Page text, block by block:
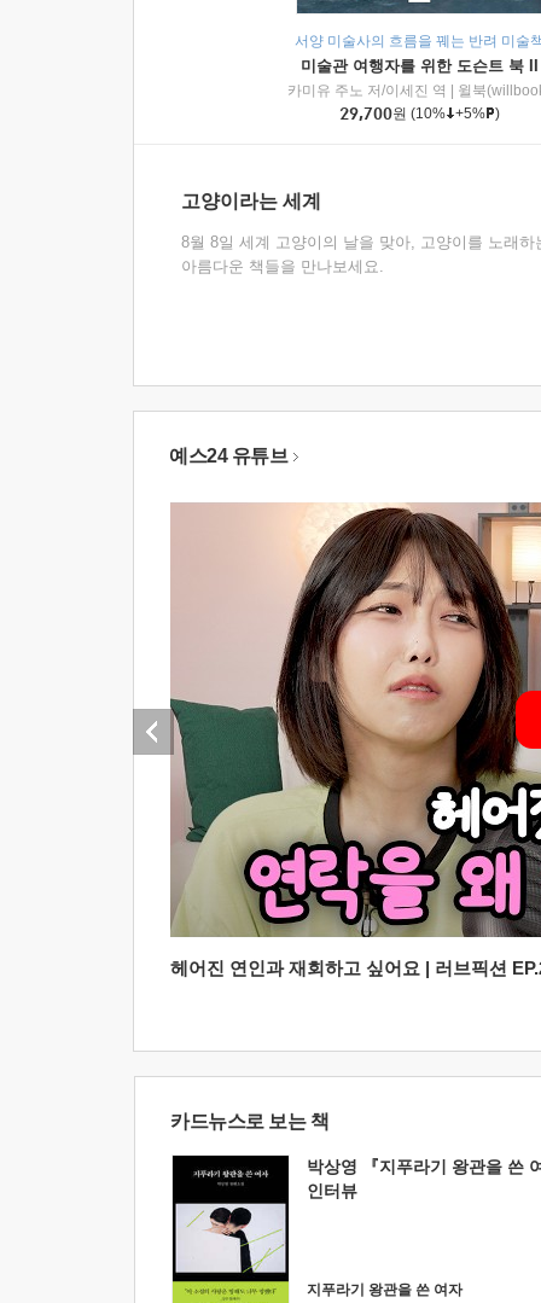
서양 미술사의 흐름을 꿰는 반려 미술
미술관 여행자를 위한 도슨트 북 II
카미유 주노 저/이세진 역
윌북
29,700원 (10% +5% )
고양이라는 세계
8월 8일 세계 고양이의 날을 맞아, 고양이를 노래하
아름다운 책들을 만나보세요.
예스24 유튜브
헤어진 연인과 재회하고 싶어요 | 러브픽션
카드뉴스로 보는 책
박상영 『지푸라기 왕관을 쓴
인터뷰
지푸라기 왕관을 쓴 여자